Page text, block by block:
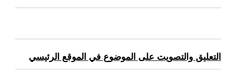
التعليق والتصويت على الموضوع في الموقع الرئيسي